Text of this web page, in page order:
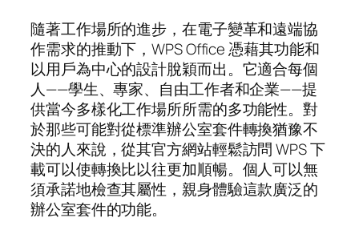
隨著工作場所的進步，在電子變革和遠端協
作需求的推動下，WPS Office 憑藉其功能和
以用戶為中心的設計脫穎而出。它適合每個
人——學生、專家、自由工作者和企業——提
供當今多樣化工作場所所需的多功能性。對
於那些可能對從標準辦公室套件轉換猶豫不
決的人來說，從其官方網站輕鬆訪問 WPS 下
載可以使轉換比以往更加順暢。個人可以無
須承諾地檢查其屬性，親身體驗這款廣泛的
辦公室套件的功能。